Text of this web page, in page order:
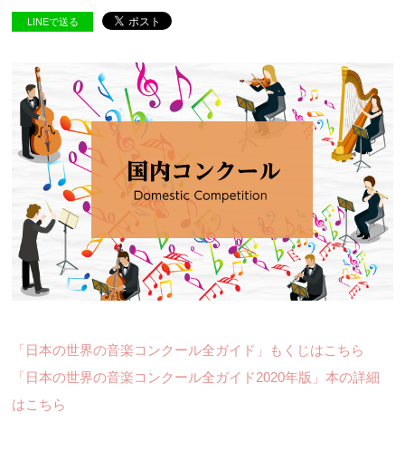
LINEで送る
「日本の世界の音楽コンクール全ガイド」もくじはこちら
「日本の世界の音楽コンクール全ガイド2020年版」本の詳細
はこちら